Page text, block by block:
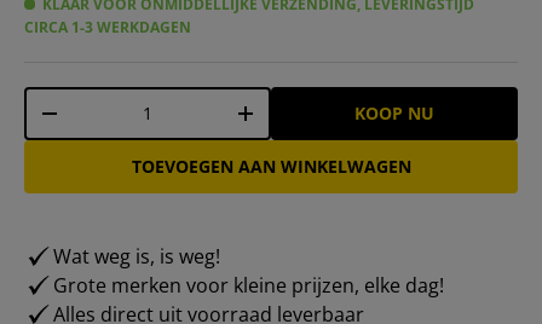
KLAAR VOOR ONMIDDELLIJKE VERZENDING, LEVERINGSTIJD
CIRCA 1-3 WERKDAGEN
Aantal
-
+ KOOP NU
TOEVOEGEN AAN WINKELWAGEN
Wat weg is, is weg!
Grote merken voor kleine prijzen, elke dag!
Alles direct uit voorraad leverbaar